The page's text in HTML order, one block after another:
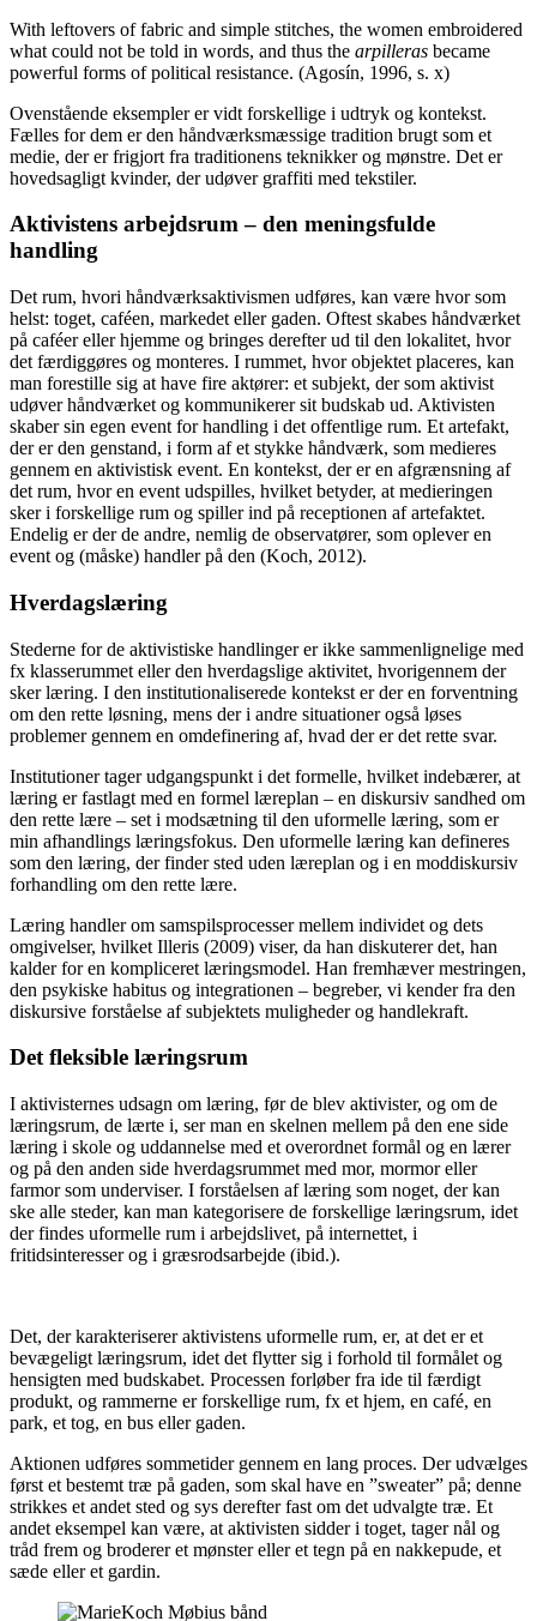
With leftovers of fabric and simple stitches, the women embroidered
what could not be told in words, and thus the arpilleras became
powerful forms of political resistance. (Agosín, 1996, s. x)
Ovenstående eksempler er vidt forskellige i udtryk og kontekst.
Fælles for dem er den håndværksmæssige tradition brugt som et
medie, der er frigjort fra traditionens teknikker og mønstre. Det er
hovedsagligt kvinder, der udøver graffiti med tekstiler.
Aktivistens arbejdsrum – den meningsfulde
handling
Det rum, hvori håndværksaktivismen udføres, kan være hvor som
helst: toget, caféen, markedet eller gaden. Oftest skabes håndværket
på caféer eller hjemme og bringes derefter ud til den lokalitet, hvor
det færdiggøres og monteres. I rummet, hvor objektet placeres, kan
man forestille sig at have fire aktører: et subjekt, der som aktivist
udøver håndværket og kommunikerer sit budskab ud. Aktivisten
skaber sin egen event for handling i det offentlige rum. Et artefakt,
der er den genstand, i form af et stykke håndværk, som medieres
gennem en aktivistisk event. En kontekst, der er en afgrænsning af
det rum, hvor en event udspilles, hvilket betyder, at medieringen
sker i forskellige rum og spiller ind på receptionen af artefaktet.
Endelig er der de andre, nemlig de observatører, som oplever en
event og (måske) handler på den (Koch, 2012).
Hverdagslæring
Stederne for de aktivistiske handlinger er ikke sammenlignelige med
fx klasserummet eller den hverdagslige aktivitet, hvorigennem der
sker læring. I den institutionaliserede kontekst er der en forventning
om den rette løsning, mens der i andre situationer også løses
problemer gennem en omdefinering af, hvad der er det rette svar.
Institutioner tager udgangspunkt i det formelle, hvilket indebærer, at
læring er fastlagt med en formel læreplan – en diskursiv sandhed om
den rette lære – set i modsætning til den uformelle læring, som er
min afhandlings læringsfokus. Den uformelle læring kan defineres
som den læring, der finder sted uden læreplan og i en moddiskursiv
forhandling om den rette lære.
Læring handler om samspilsprocesser mellem individet og dets
omgivelser, hvilket Illeris (2009) viser, da han diskuterer det, han
kalder for en kompliceret læringsmodel. Han fremhæver mestringen,
den psykiske habitus og integrationen – begreber, vi kender fra den
diskursive forståelse af subjektets muligheder og handlekraft.
Det fleksible læringsrum
I aktivisternes udsagn om læring, før de blev aktivister, og om de
læringsrum, de lærte i, ser man en skelnen mellem på den ene side
læring i skole og uddannelse med et overordnet formål og en lærer
og på den anden side hverdagsrummet med mor, mormor eller
farmor som underviser. I forståelsen af læring som noget, der kan
ske alle steder, kan man kategorisere de forskellige læringsrum, idet
der findes uformelle rum i arbejdslivet, på internettet, i
fritidsinteresser og i græsrodsarbejde (ibid.).
Det, der karakteriserer aktivistens uformelle rum, er, at det er et
bevægeligt læringsrum, idet det flytter sig i forhold til formålet og
hensigten med budskabet. Processen forløber fra ide til færdigt
produkt, og rammerne er forskellige rum, fx et hjem, en café, en
park, et tog, en bus eller gaden.
Aktionen udføres sommetider gennem en lang proces. Der udvælges
først et bestemt træ på gaden, som skal have en ”sweater” på; denne
strikkes et andet sted og sys derefter fast om det udvalgte træ. Et
andet eksempel kan være, at aktivisten sidder i toget, tager nål og
tråd frem og broderer et mønster eller et tegn på en nakkepude, et
sæde eller et gardin.